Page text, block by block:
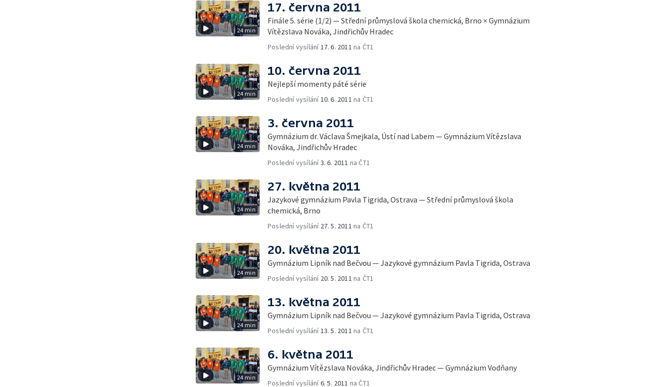
24 min
17. června 2011
Finále 5. série (1/2) — Střední průmyslová škola chemická, Brno × Gymnázium
Vítězslava Nováka, Jindřichův Hradec
Poslední vysílání17. 6. 2011 na ČT1
24 min
10. června 2011
Nejlepší momenty páté série
Poslední vysílání10. 6. 2011 na ČT1
24 min
3. června 2011
Gymnázium dr. Václava Šmejkala, Ústí nad Labem — Gymnázium Vítězslava
Nováka, Jindřichův Hradec
Poslední vysílání3. 6. 2011 na ČT1
24 min
27. května 2011
Jazykové gymnázium Pavla Tigrida, Ostrava — Střední průmyslová škola
chemická, Brno
Poslední vysílání 27. 5. 2011 na ČT1
24 min
20. května 2011
Gymnázium Lipník nad Bečvou — Jazykové gymnázium Pavla Tigrida, Ostrava
Poslední vysílání 20. 5. 2011 na ČT1
24 min
13. května 2011
Gymnázium Lipník nad Bečvou — Jazykové gymnázium Pavla Tigrida, Ostrava
Poslední vysílání13. 5. 2011 na ČT1
24 min
6. května 2011
Gymnázium Vítězslava Nováka, Jindřichův Hradec — Gymnázium Vodňany
Poslední vysílání6. 5. 2011 na ČT1